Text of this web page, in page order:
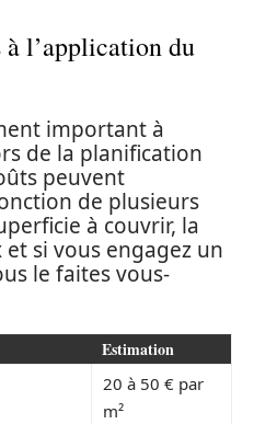
à l’application du
important à
de la planification
peuvent
de plusieurs
à couvrir, la
si vous engagez un
le faites vous-
Estimation
20 à 50 € par
m²